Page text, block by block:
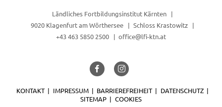
Ländliches Fortbildungsinstitut Kärnten
9020 Klagenfurt am Wörthersee
Schloss Krastowitz
+43 463 5850 2500
office@lfi-ktn.at
KONTAKT IMPRESSUM BARRIEREFREIHEIT
DATENSCHUTZ
SITEMAP
COOKIES